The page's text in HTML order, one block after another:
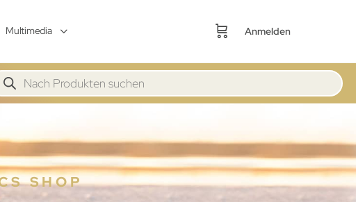
Multimedia Anmelden
SHOP